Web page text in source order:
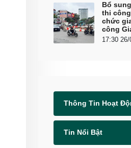
Bổ
thi
chức
công
17:30
Thông Tin Hoạt
Tin Nổi Bật